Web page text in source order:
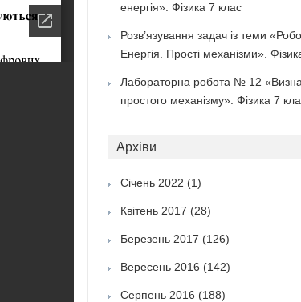
енергія». Фізика 7 клас
Розв’язування задач із теми
Енергія. Прості механізми».
Лабораторна робота № 12
простого механізму». Фізика 7
Архіви
Січень 2022 (1)
Квітень 2017 (28)
Березень 2017 (126)
Вересень 2016 (142)
Серпень 2016 (188)